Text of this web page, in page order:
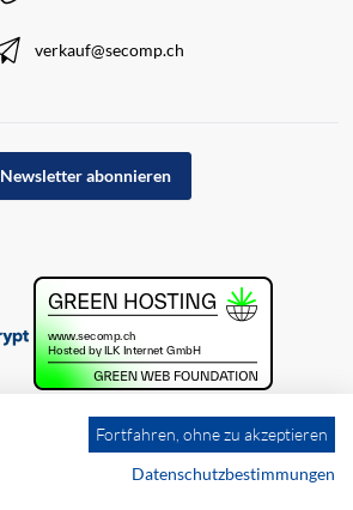
verkauf@secomp.ch
Newsletter abonnieren
Fortfahren, ohne zu akzeptieren
Datenschutzbestimmungen